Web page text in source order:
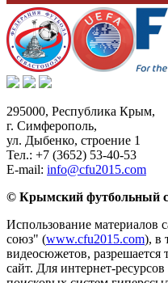
295000, Республика Крым,
г. Симферополь,
ул. Дыбенко, строение 1
Тел.: +7 (3652) 53-40-53
E-mail: info@cfu2015.com
© Крымский футбольный
Использование
союз" (www.cfu2015.com), в
видеосюжетов, разрешается
сайт. Для интернет-